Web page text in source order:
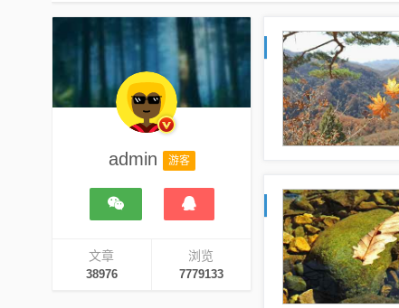
admin 游客
文章
38976
浏览
7779133